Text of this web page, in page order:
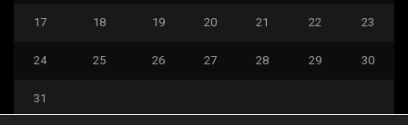
17 18 19 20 21 22 23
24 25 26 27 28 29 30
31